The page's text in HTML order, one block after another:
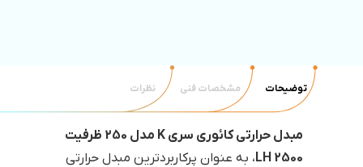
توضیحات مشخصات فنی نظرات
مبدل حرارتی کائوری سری K مدل 250 ظرفیت
2500 LH
، به عنوان پرکاربردترین مبدل حرارتی